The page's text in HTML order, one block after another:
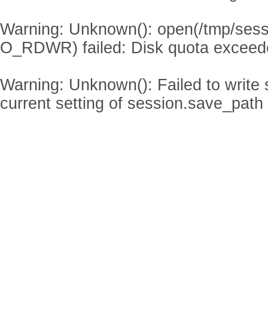
Warning: Unknown(): open(/tmp/
O_RDWR) failed: Disk quota
Warning: Unknown(): Failed to
current setting of